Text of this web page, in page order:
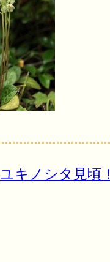
ユキノシタ見頃！